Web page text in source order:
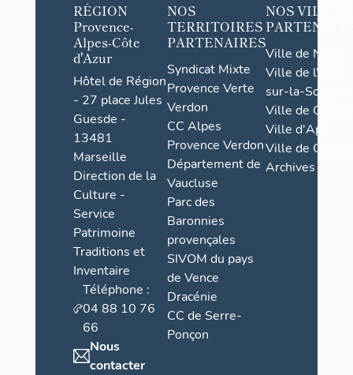
RÉGION
Provence-
Alpes-Côte
d'Azur
Hôtel de Région
- 27 place Jules
Guesde -
13481
Marseille
Direction de la
Culture -
Service
Patrimoine
Traditions et
Inventaire
Téléphone :
04 88 10 76
66
Nous
contacter
NOS
TERRITOIRES
PARTENAIRES
Syndicat Mixte
Provence Verte
Verdon
CC Alpes
Provence Verdon
Département de
Vaucluse
Parc des
Baronnies
provençales
SIVOM du pays
de Vence
Dracénie
CC de Serre-
Ponçon
NOS VILLES
Ville de Nice
Ville de l'Isle-
sur-la-Sorgue
Ville de Grasse
Ville d'Apt
Ville de
Archives